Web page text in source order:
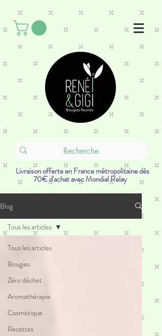
Livraison offerte en France métropolitaine dès
70€ d'achat avec Mondial Relay
Blog
Tous les articles
Bougies
Zéro déchet
Aromathérapie
Cosmétique
Recettes
Tous les articles